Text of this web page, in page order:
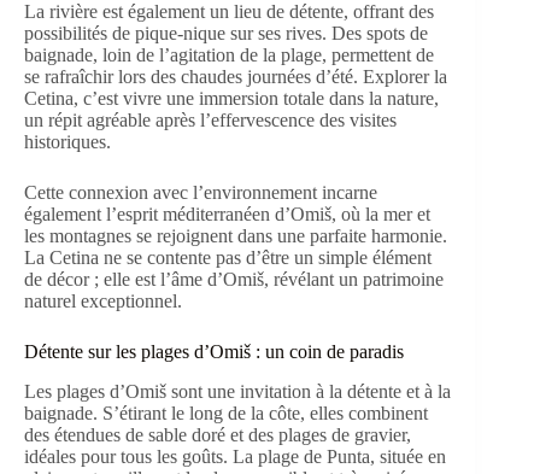
La rivière est également un lieu de détente, offrant des
possibilités de pique-nique sur ses rives. Des spots de
baignade, loin de l’agitation de la plage, permettent de
se rafraîchir lors des chaudes journées d’été. Explorer la
Cetina, c’est vivre une immersion totale dans la nature,
un répit agréable après l’effervescence des visites
historiques.
Cette connexion avec l’environnement incarne
également l’esprit méditerranéen d’Omiš, où la mer et
les montagnes se rejoignent dans une parfaite harmonie.
La Cetina ne se contente pas d’être un simple élément
de décor ; elle est l’âme d’Omiš, révélant un patrimoine
naturel exceptionnel.
Détente sur les plages d’Omiš : un coin de paradis
Les plages d’Omiš sont une invitation à la détente et à la
baignade. S’étirant le long de la côte, elles combinent
des étendues de sable doré et des plages de gravier,
idéales pour tous les goûts. La plage de Punta, située en